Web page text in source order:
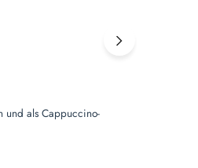
und als Cappuccino-